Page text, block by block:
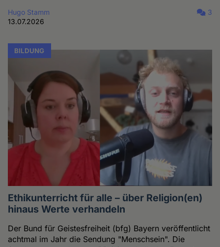
Hugo Stamm
13.07.2026
3
BILDUNG
Ethikunterricht für alle – über Religion(en)
hinaus Werte verhandeln
Der Bund für Geistesfreiheit (bfg) Bayern veröffentlicht
achtmal im Jahr die Sendung "Menschsein". Die